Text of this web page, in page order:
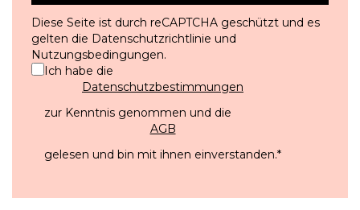
Diese Seite ist durch reCAPTCHA geschützt und es
gelten die Datenschutzrichtlinie und
Nutzungsbedingungen.
Ich habe die
Datenschutzbestimmungen
zur Kenntnis genommen und die
AGB
gelesen und bin mit ihnen einverstanden.*